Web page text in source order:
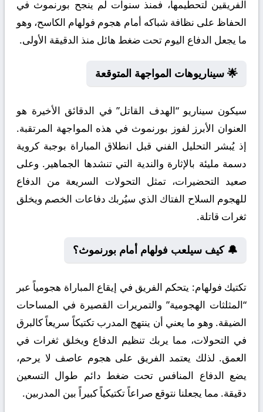
الفريقين لتحطيمها، فمنذ سنوات لم ينجح بورنموث في
الحفاظ على نظافة شباكه أمام هجوم فولهام الكاسح، وهو
ما يجعل الدفاع اليوم تحت ضغط هائل منذ الدقيقة الأولى.
🌟 سيناريوهات المواجهة المتوقعة
سيكون سيناريو “الهدف القاتل” في الدقائق الأخيرة هو
العنوان الأبرز لفوز بورنموث في هذه المواجهة المرتقبة.
إذ يُبشر التحليل الفني قبل انطلاق المباراة بوجبة كروية
دسمة مليئة بالإثارة والندية التي تنشدها الجماهير. وعلى
صعيد التحضيرات، تمثل التحولات السريعة من الدفاع
للهجوم السلاح الفتاك الذي سيُربك دفاعات الخصم ويخلق
ثغرات قاتلة.
🔔 كيف سيلعب فولهام أمام بورنموث؟
تكتيك فولهام: يتحكم الفريق في إيقاع المباراة هجومياً عبر
“المثلثات الهجومية” والتمريرات القصيرة في المساحات
الضيقة. وهو ما يعني أن ينتهج المدرب تكتيكاً سريعاً كالبرق
في التحولات، مما يربك تنظيم الدفاع ويخلق ثغرات في
العمق. لذلك يعتمد الفريق على هجوم عاصف لا يرحم،
يضع الدفاع المنافس تحت ضغط دائم طوال التسعين
دقيقة. مما يجعلنا نتوقع صراعاً تكتيكياً كبيراً بين المدربين.